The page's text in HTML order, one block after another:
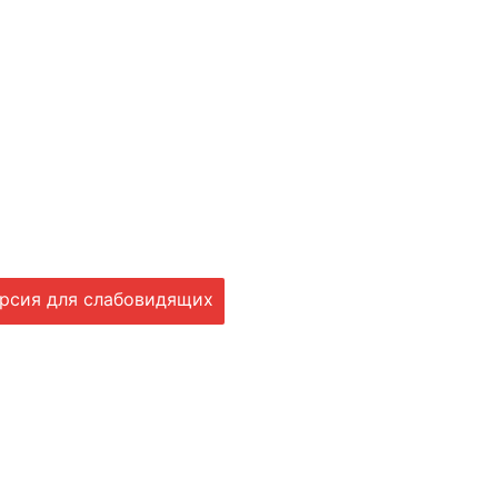
для слабовидящих